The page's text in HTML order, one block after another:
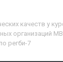
качеств у
организаций
регби-7